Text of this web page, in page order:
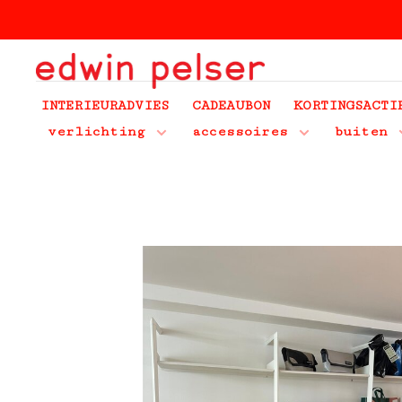
INTERIEURADVIES CADEAUBON
verlichting
accessoires buiten